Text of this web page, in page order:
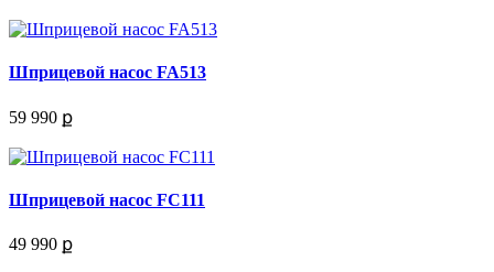
Шприцевой насос FA513
59 990 ք
Шприцевой насос FC111
49 990 ք